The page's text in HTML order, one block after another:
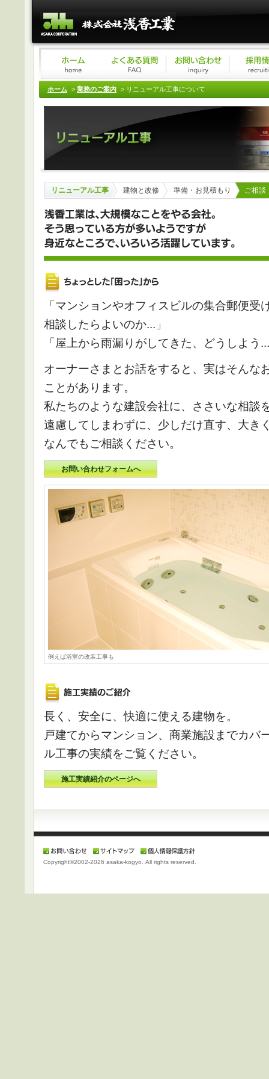
ホーム > 業務のご案内 > リニューアル工事について
リニューアル工事 建物と改修 準備・お見積もり ご相談
「マンションやオフィスビルの集合郵便受
相談したらよいのか...」
「屋上から雨漏りがしてきた、どうしよう
オーナーさまとお話をすると、実はそんな
ことがあります。
私たちのような建設会社に、ささいな相談
遠慮してしまわずに、少しだけ直す、大き
なんでもご相談ください。
お問い合わせフォームへ
例えば浴室の改装工事も
長く、安全に、快適に使える建物を。
戸建てからマンション、商業施設までカバ
ル工事の実績をご覧ください。
施工実績紹介のページへ
Copyright©2002-2026 asaka-kogyo. All rights reserved.